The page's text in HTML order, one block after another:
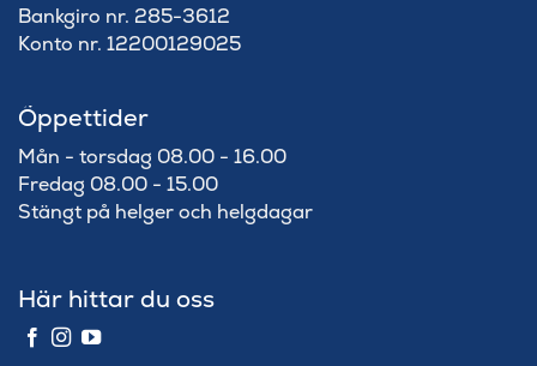
Bankgiro nr. 285-3612
Konto nr. 12200129025
Öppettider
Mån - torsdag 08.00 - 16.00
Fredag 08.00 - 15.00
Stängt på helger och helgdagar
Här hittar du oss